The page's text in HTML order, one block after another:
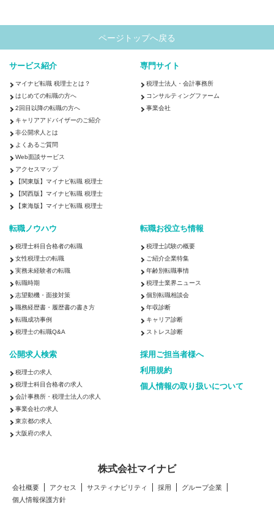
ページトップへ戻る
サービス紹介
マイナビ転職 税理士とは？
はじめての転職の方へ
2回目以降の転職の方へ
キャリアアドバイザーのご紹介
非公開求人とは
よくあるご質問
Web面談サービス
アクセスマップ
【関東版】マイナビ転職 税理士
【関西版】マイナビ転職 税理士
【東海版】マイナビ転職 税理士
専門サイト
税理士法人・会計事務所
コンサルティングファーム
事業会社
転職ノウハウ
税理士科目合格者の転職
女性税理士の転職
実務未経験者の転職
転職時期
志望動機・面接対策
職務経歴書・履歴書の書き方
転職成功事例
税理士の転職Q&A
転職お役立ち情報
税理士試験の概要
ご紹介企業特集
年齢別転職事情
税理士業界ニュース
個別転職相談会
年収診断
キャリア診断
ストレス診断
公開求人検索
税理士の求人
税理士科目合格者の求人
会計事務所・税理士法人の求人
事業会社の求人
東京都の求人
大阪府の求人
採用ご担当者様へ
利用規約
個人情報の取り扱いについて
株式会社マイナビ
会社概要 アクセス サスティナビリティ 採用
グループ企業
個人情報保護方針